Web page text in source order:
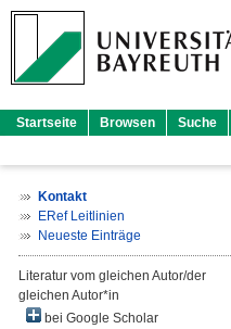
Startseite Browsen Suche
Kontakt
ERef Leitlinien
Neueste Einträge
Literatur vom gleichen Autor/der
gleichen Autor*in
bei Google Scholar